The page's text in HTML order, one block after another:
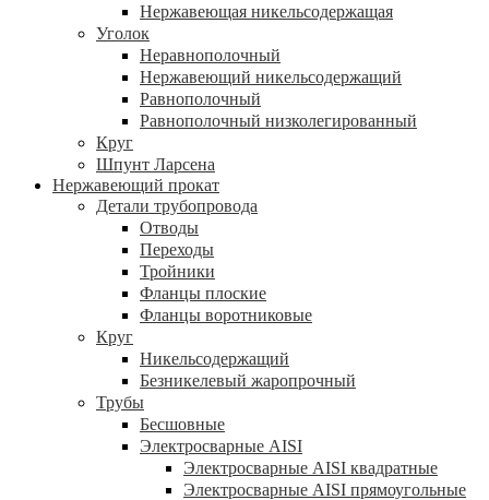
Нержавеющая никельсодержащая
Уголок
Неравнополочный
Нержавеющий никельсодержащий
Равнополочный
Равнополочный низколегированный
Круг
Шпунт Ларсена
Нержавеющий прокат
Детали трубопровода
Отводы
Переходы
Тройники
Фланцы плоские
Фланцы воротниковые
Круг
Никельсодержащий
Безникелевый жаропрочный
Трубы
Бесшовные
Электросварные AISI
Электросварные AISI квадратные
Электросварные AISI прямоугольные